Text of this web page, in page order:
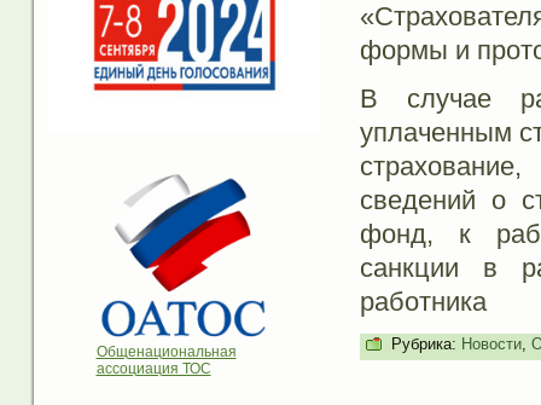
Общенациональная
ассоциация ТОС
формы и
В случае
уплаченным
сведений о
фонд, к
санкции в
работника
Рубрика: Новости,